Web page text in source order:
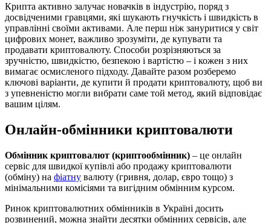
Крипта активно залучає новачків в індустрію, поряд з
досвідченими гравцями, які шукають гнучкість і швидкість в
управлінні своїми активами. Але перш ніж зануритися у світ
цифрових монет, важливо зрозуміти, де купувати та
продавати криптовалюту. Способи розрізняються за
зручністю, швидкістю, безпекою і вартістю – і кожен з них
вимагає осмисленого підходу. Давайте разом розберемо
ключові варіанти, де купити й продати криптовалюту, щоб ви
з упевненістю могли вибрати саме той метод, який відповідає
вашим цілям.
Онлайн-обмінники криптовалюти
Обмінник криптовалют (криптообмінник) – це онлайн
сервіс для швидкої купівлі або продажу криптовалюти
(обміну) на фіатну валюту (гривня, долар, євро тощо) з
мінімальними комісіями та вигідним обмінним курсом.
Ринок криптовалютних обмінників в Україні досить
розвинений, можна знайти десятки обмінних сервісів, але